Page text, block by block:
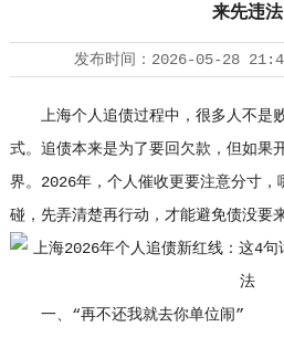
来先违法
发布时间： 2026-05-28
上海个人追债过程中，很多人不是
式。追债本来是为了要回欠款，但如果
界。2026年，个人催收更要注意分寸
碰，先弄清楚再行动，才能避免债没要
一、“再不还我就去你单位闹”